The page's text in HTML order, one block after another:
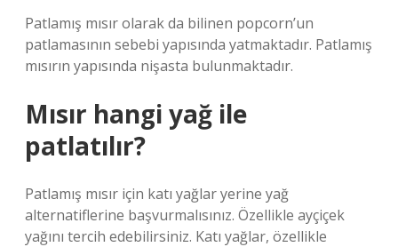
Patlamış mısır olarak da bilinen popcorn’un
patlamasının sebebi yapısında yatmaktadır. Patlamış
mısırın yapısında nişasta bulunmaktadır.
Mısır hangi yağ ile
patlatılır?
Patlamış mısır için katı yağlar yerine yağ
alternatiflerine başvurmalısınız. Özellikle ayçiçek
yağını tercih edebilirsiniz. Katı yağlar, özellikle